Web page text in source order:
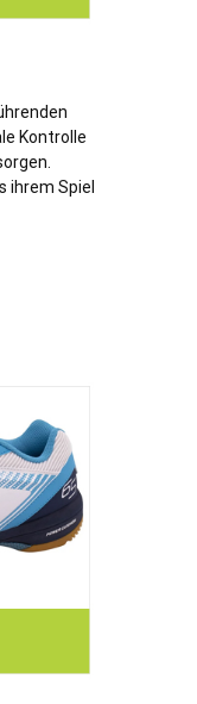
Kontrolle
ihrem Spiel